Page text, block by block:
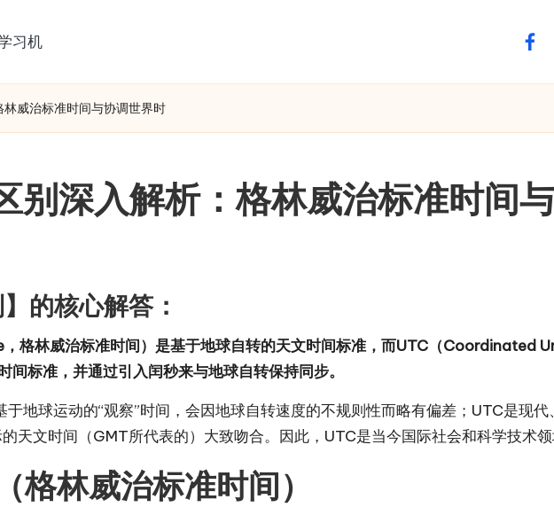
习机
威治标准时间与协调世界时
深入解析：格林威治标准时间
的核心解答：
格林威治标准时间）是基于地球自转的天文时间标准，而UTC（Coordinated
间标准，并通过引入闰秒来与地球自转保持同步。
地球运动的“观察”时间，会因地球自转速度的不规则性而略有偏差；UTC是现
天文时间（GMT所代表的）大致吻合。因此，UTC是当今国际社会和科学技术领
格林威治标准时间）